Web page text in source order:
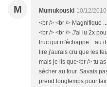
M Mumukouski 10/12/
<br /> <br /> Magnifique
<br /> <br /> J'ai lu 2x
truc qui m'échappe .. au
lire j'aurais cru que les
mais je lis que<br /> tu
sécher au four. Savais
prend longtemps pour